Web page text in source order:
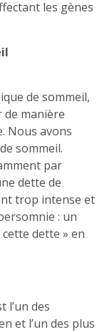
les gènes
de sommeil,
de manière
Nous avons
sommeil.
par
dette de
trop intense et
: un
dette » en
l’un des
et l’un des plus